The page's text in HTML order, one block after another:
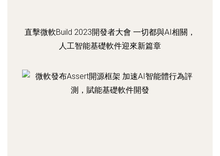
直擊微軟Build 2023開發者大會 一切都與AI相關，
人工智能基礎軟件迎來新篇章